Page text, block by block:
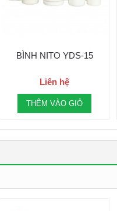
BÌNH NITO YDS-15
Liên hệ
THÊM VÀO GIỎ